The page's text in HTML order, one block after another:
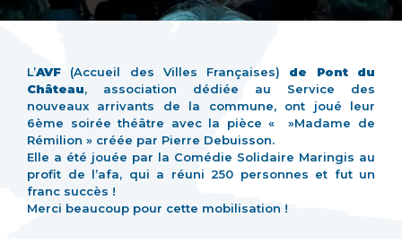
L’AVF (Accueil des Villes Françaises) de Pont du
Château, association dédiée au Service des
nouveaux arrivants de la commune, ont joué leur
6ème soirée théâtre avec la pièce « »Madame de
Rémilion » créée par Pierre Debuisson.
Elle a été jouée par la Comédie Solidaire Maringis au
profit de l’afa, qui a réuni 250 personnes et fut un
franc succès !
Merci beaucoup pour cette mobilisation !